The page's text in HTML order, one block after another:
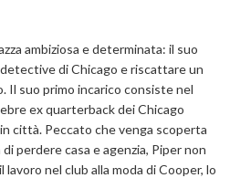
ambiziosa e determinata: il suo
di Chicago e riscattare un
suo primo incarico consiste nel
ex quarterback dei Chicago
città. Peccato che venga scoperta
perdere casa e agenzia, Piper non
nel club alla moda di Cooper, lo